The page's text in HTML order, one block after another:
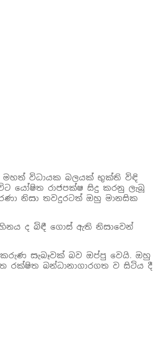
මහත් විධායක බලයක් භුක්ති විඳි
යෝෂිත රාජපක්ෂ සිදු කරනු ලැබූ
නිසා තවදුරටත් ඔහු මානසික
ද බිඳී ගොස් ඇති නිසාවෙන්
සැබෑවක් බව ඔප්පු වෙයි. ඔහු
බන්ධානාගාරගත ව සිටිය දී